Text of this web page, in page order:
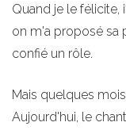
Quand je le
on m'a proposé sa
confié un rôle.
Mais quelques
Aujourd'hui, le